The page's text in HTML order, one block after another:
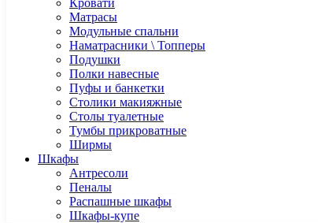
Кровати
Матрасы
Модульные спальни
Наматрасники \ Топперы
Подушки
Полки навесные
Пуфы и банкетки
Столики макияжные
Столы туалетные
Тумбы прикроватные
Ширмы
Шкафы
Антресоли
Пеналы
Распашные шкафы
Шкафы-купе